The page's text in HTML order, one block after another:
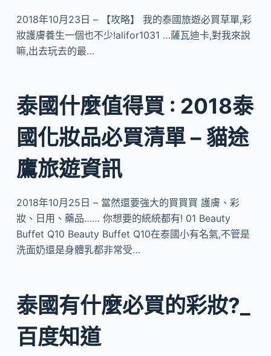
2018年10月23日 – 【攻略】 我的泰國旅遊必買草單,彩
妝護膚養生一個也不少!alifor1031 …薩瓦迪卡,對我來說
嘛,出去玩去的最…
泰國什麼值得買 : 2018泰
國化妝品必買清單 – 貓途
鷹旅遊資訊
2018年10月25日 – 當然還要強大的買買買 護膚、彩
妝、日用、藥品…… 你想要的統統都有! 01 Beauty
Buffet Q10 Beauty Buffet Q10在泰國小有名氣,不管是
洗面奶還是身體乳都非常受…
泰國有什麼必買的彩妝?_
百度知道